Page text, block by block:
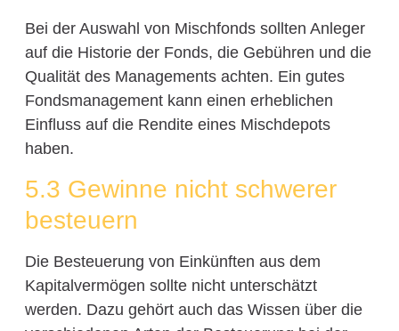
Bei der Auswahl von Mischfonds sollten Anleger
auf die Historie der Fonds, die Gebühren und die
Qualität des Managements achten. Ein gutes
Fondsmanagement kann einen erheblichen
Einfluss auf die Rendite eines Mischdepots
haben.
5.3 Gewinne nicht schwerer
besteuern
Die Besteuerung von Einkünften aus dem
Kapitalvermögen sollte nicht unterschätzt
werden. Dazu gehört auch das Wissen über die